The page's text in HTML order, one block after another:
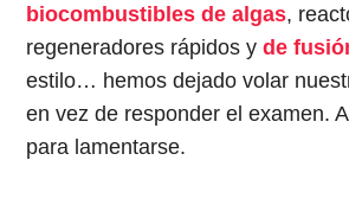
biocombustibles de algas,
regeneradores rápidos yde
estilo… hemos dejado volar
en vez de responder el examen.
para lamentarse.